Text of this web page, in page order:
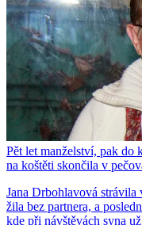
Pět let manželství, pak do
na koštěti skončila v
Jana Drbohlavová
žila bez partnera, a
kde při návštěvách syna